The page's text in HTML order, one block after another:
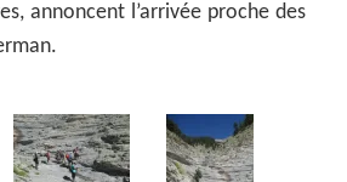
annoncent l’arrivée proche des